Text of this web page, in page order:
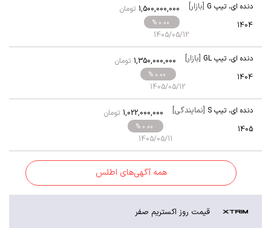
دنده ای،تیپ G [بازار]
1404
1405/05/12
% 0.00
تومان 1,500,000,000
دنده ای،تیپ GL [بازار]
1404
1405/05/12
% 0.00
تومان 1,350,000,000
دنده ای،تیپ S [نمایندگی]
1405
1405/05/11
% 0.00
تومان 1,022,000,000
همه آگهی‌های اطلس
قیمت روز اکستریم صفر